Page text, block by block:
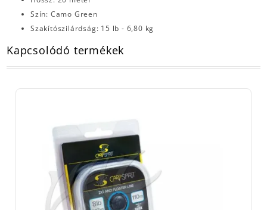
Szín: Camo Green
Szakítószilárdság: 15 lb - 6,80 kg
Kapcsolódó termékek